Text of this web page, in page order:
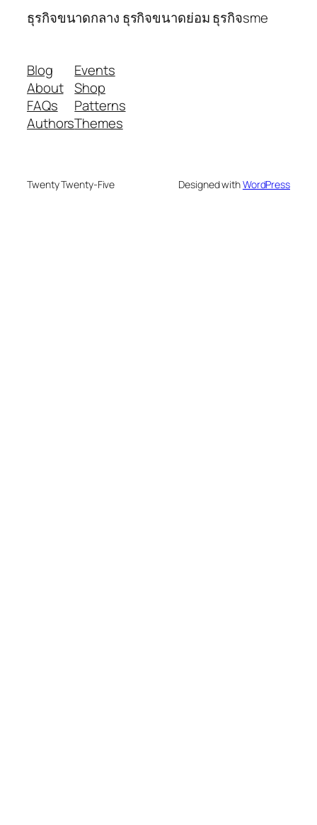
ธุรกิจขนาดกลาง ธุรกิจขนาดย่อม ธุรกิจsme
Blog
About
FAQs
Authors
Events
Shop
Patterns
Themes
Twenty Twenty-Five Designed withWordPress